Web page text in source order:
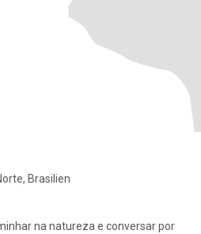
Brasilien
na natureza e conversar por